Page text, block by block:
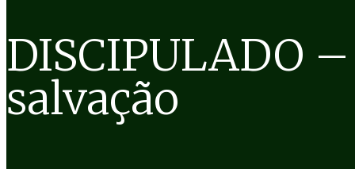
DISCIPULADO
salvação